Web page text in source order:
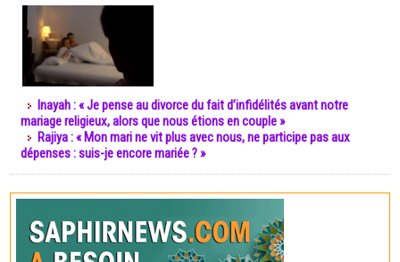
Inayah : « Je pense au divorce du fait d’infidélités avant notre
mariage religieux, alors que nous étions en couple »
Rajiya : « Mon mari ne vit plus avec nous, ne participe pas aux
dépenses : suis-je encore mariée ? »